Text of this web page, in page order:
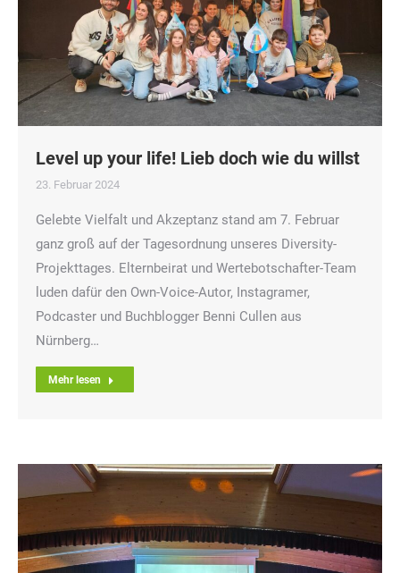
Level up your life! Lieb doch wie du willst
23. Februar 2024
Gelebte Vielfalt und Akzeptanz stand am 7. Februar
ganz groß auf der Tagesordnung unseres Diversity-
Projekttages. Elternbeirat und Wertebotschafter-Team
luden dafür den Own-Voice-Autor, Instagramer,
Podcaster und Buchblogger Benni Cullen aus
Nürnberg…
Mehr lesen